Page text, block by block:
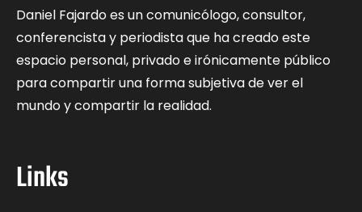
Daniel Fajardo es un comunicólogo, consultor,
conferencista y periodista que ha creado este
espacio personal, privado e irónicamente público
para compartir una forma subjetiva de ver el
mundo y compartir la realidad.
Links